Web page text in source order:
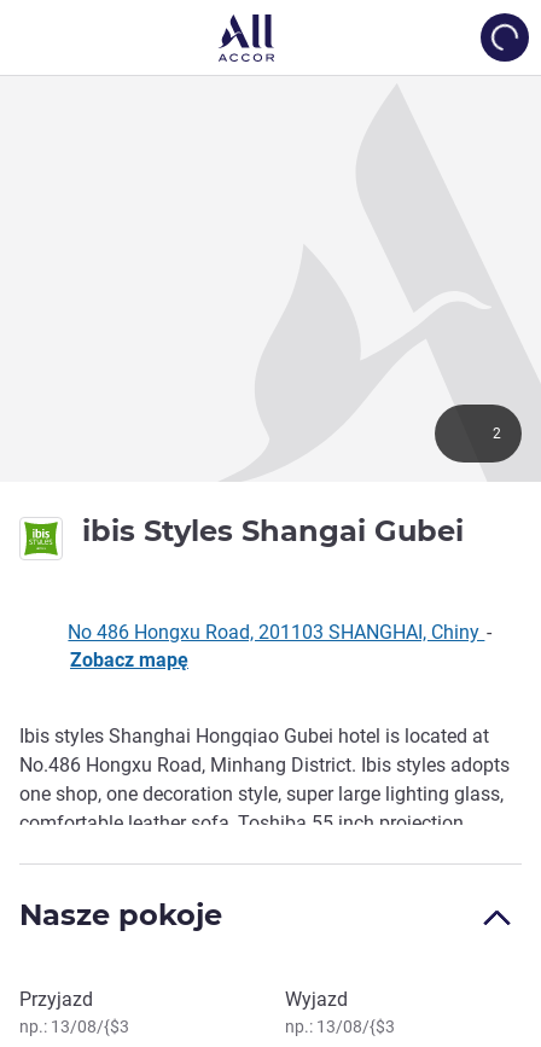
ibis Styles Shangai Gubei
2
No 486 Hongxu Road, 201103 SHANGHAI, Chiny -
Zobacz mapę
Opis
Ibis styles Shanghai Hongqiao Gubei hotel is located at
No.486 Hongxu Road, Minhang District. Ibis styles adopts
one shop, one decoration style, super large lighting glass,
comfortable leather sofa, Toshiba 55 inch projection
experience.
Nasze pokoje
Zarezerwuj ten hotel
Przyjazd
np.: 13/08/{$3
Wyjazd
np.: 13/08/{$3